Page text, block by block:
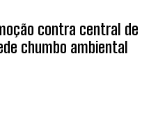
contra central de
chumbo ambiental